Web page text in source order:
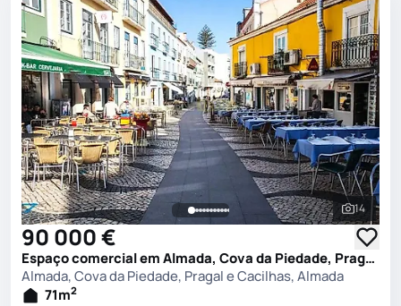
Ver
14
90 000 €
Espaço comercial em Almada, Cova da Piedade, Pragal e Cacilhas, Almada
Almada, Cova da Piedade, Pragal e Cacilhas, Almada
71m2